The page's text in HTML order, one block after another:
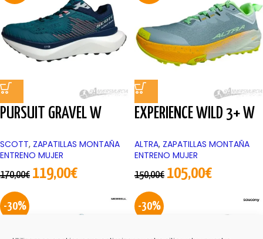
PURSUIT GRAVEL W
SCOTT, ZAPATILLAS MONTAÑA
ENTRENO MUJER
170,00€ 119,00€
EXPERIENCE WILD 3+ W
ALTRA, ZAPATILLAS MONTAÑA
ENTRENO MUJER
150,00€ 105,00€
-30% -30%